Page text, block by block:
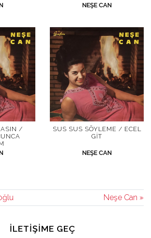
NEŞE CAN
/
SUS SUS SÖYLEME / ECEL
GIT
NEŞE CAN
Neşe Can »
İLETIŞIME GEÇ